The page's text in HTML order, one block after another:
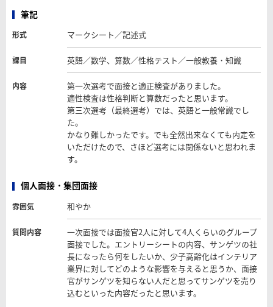
筆記
形式 マークシート／記述式
課目 英語／数学、算数／性格テスト／一般教養・知識
内容
第一次選考で面接と適正検査がありました。
適性検査は性格判断と算数だったと思います。
第三次選考（最終選考）では、英語と一般常識でし
た。
かなり難しかったです。でも全然出来なくても内定を
いただけたので、さほど選考には関係ないと思われま
す。
個人面接・集団面接
雰囲気 和やか
質問内容
一次面接では面接官2人に対して4人くらいのグループ
面接でした。エントリーシートの内容、サンゲツの社
長になったら何をしたいか、少子高齢化はインテリア
業界に対してどのような影響を与えると思うか、面接
官がサンゲツを知らない人だと思ってサンゲツを売り
込むといった内容だったと思います。